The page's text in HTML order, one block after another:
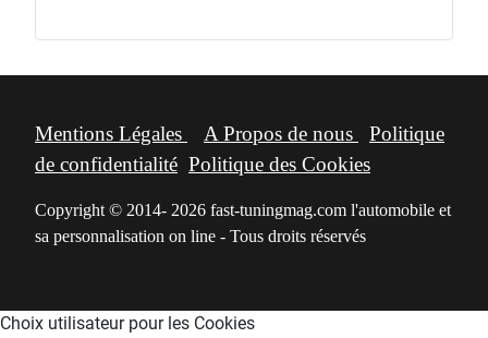
Mentions Légales A Propos de nous
Politique
de confidentialité Politique des Cookies
Copyright © 2014- 2026 fast-tuningmag.com l'automobile et
sa personnalisation on line - Tous droits réservés
Choix utilisateur pour les Cookies